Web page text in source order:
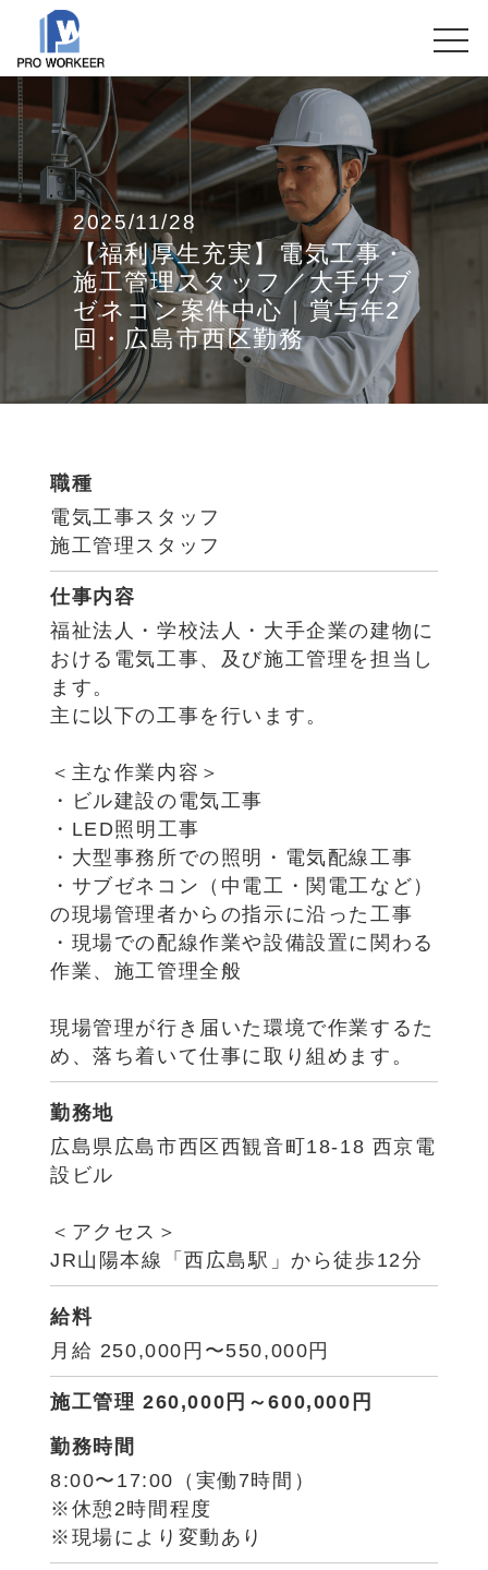
2025/11/28
【福利厚生充実】電気工事・
施工管理スタッフ／大手サブ
ゼネコン案件中心｜賞与年2
回・広島市西区勤務
職種
電気工事スタッフ
施工管理スタッフ
仕事内容
福祉法人・学校法人・大手企業の建物に
おける電気工事、及び施工管理を担当し
ます。
主に以下の工事を行います。
＜主な作業内容＞
・ビル建設の電気工事
・LED照明工事
・大型事務所での照明・電気配線工事
・サブゼネコン（中電工・関電工など）
の現場管理者からの指示に沿った工事
・現場での配線作業や設備設置に関わる
作業、施工管理全般
現場管理が行き届いた環境で作業するた
め、落ち着いて仕事に取り組めます。
勤務地
広島県広島市西区西観音町18-18 西京電
設ビル
＜アクセス＞
JR山陽本線「西広島駅」から徒歩12分
給料
月給 250,000円〜550,000円
施工管理 260,000円～600,000円
勤務時間
8:00〜17:00（実働7時間）
※休憩2時間程度
※現場により変動あり